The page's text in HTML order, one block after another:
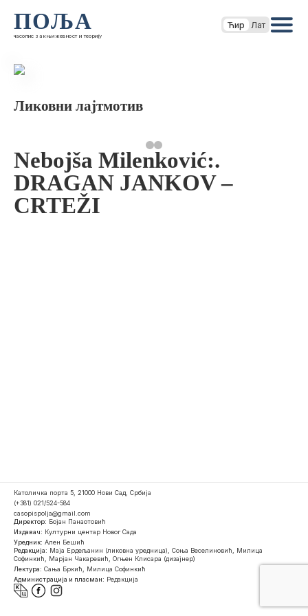
ПОЉА
часопис за књижевност и теорију
Ћир Лат
Ликовни лајтмотив
Nebojša Milenković:.
DRAGAN JANKOV –
CRTEŽI
Католичка порта 5, 21000 Нови Сад, Србија
(+381) 021/524-584
casopispolja@gmail.com
Директор: Бојан Панаотовић
Издавач: Културни центар Новог Сада
Уредник: Ален Бешић
Редакција: Маја Ердељанин (ликовна уредница), Соња Веселиновић, Милица
Софинкић, Марјан Чакаревић, Огњен Клисара (дизајнер)
Лектура: Сања Бркић, Милица Софинкић
Администрација и пласман: Редакција